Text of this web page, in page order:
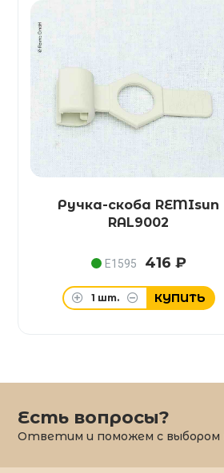
Ручка-скоба REMIsun
RAL9002
E1595 416 ₽
1 шт. КУПИТЬ
Есть вопросы?
Ответим и поможем с выбором